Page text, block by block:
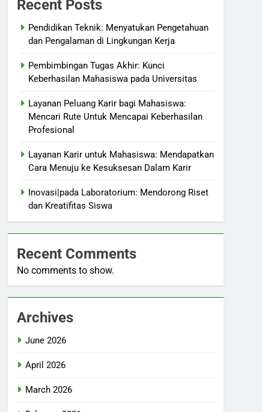
Recent Posts
Pendidikan Teknik: Menyatukan Pengetahuan
dan Pengalaman di Lingkungan Kerja
Pembimbingan Tugas Akhir: Kunci
Keberhasilan Mahasiswa pada Universitas
Layanan Peluang Karir bagi Mahasiswa:
Mencari Rute Untuk Mencapai Keberhasilan
Profesional
Layanan Karir untuk Mahasiswa: Mendapatkan
Cara Menuju ke Kesuksesan Dalam Karir
Inovasi|pada Laboratorium: Mendorong Riset
dan Kreatifitas Siswa
Recent Comments
No comments to show.
Archives
June 2026
April 2026
March 2026